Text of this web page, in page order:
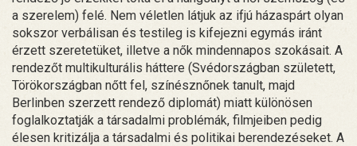
a szerelem) felé. Nem véletlen látjuk az ifjú házaspárt olyan
sokszor verbálisan és testileg is kifejezni egymás iránt
érzett szeretetüket, illetve a nők mindennapos szokásait. A
rendezőt multikulturális háttere (Svédországban született,
Törökországban nőtt fel, színésznőnek tanult, majd
Berlinben szerzett rendező diplomát) miatt különösen
foglalkoztatják a társadalmi problémák, filmjeiben pedig
élesen kritizálja a társadalmi és politikai berendezéseket. A